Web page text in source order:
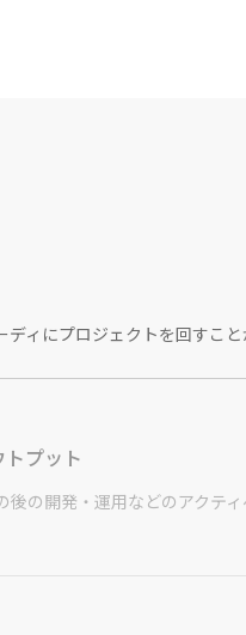
ィにプロジェクトを回すこと
の開発・運用などのアクティ